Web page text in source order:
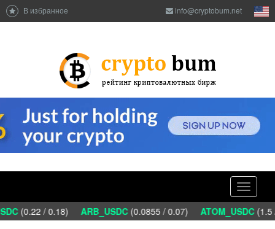
В избранное info@cryptobum.net
Toggle
(0.22 / 0.18) ARB_USDC(0.0855 / 0.07) ATOM_USDC(1.5